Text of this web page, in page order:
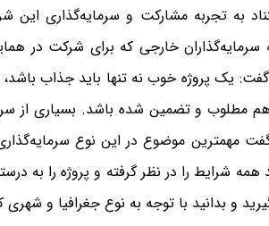
به تجربه مشارکت و سرمایه‌گذاری
خارجی که برای شرکت در
گفت: یک پروژه خوب نه تنها باید جذاب
مطلوب و تضمین شده باشد. بسیاری از
گفت مهمترین موضوع در این نوع
همه شرایط را در نظر گرفته و پروژه را به
و بدانید با توجه به نوع جغرافیا و